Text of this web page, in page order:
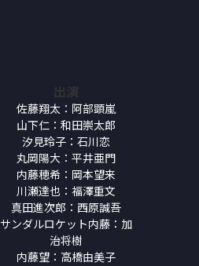
出演
佐藤翔太：阿部顕嵐
山下仁：和田崇太郎
汐見玲子：石川恋
丸岡陽大：平井亜門
内藤穂希：岡本望来
川瀬達也：福澤重文
真田進次郎：西原誠吾
サンダルロケット内藤：加
治将樹
内藤望：高橋由美子